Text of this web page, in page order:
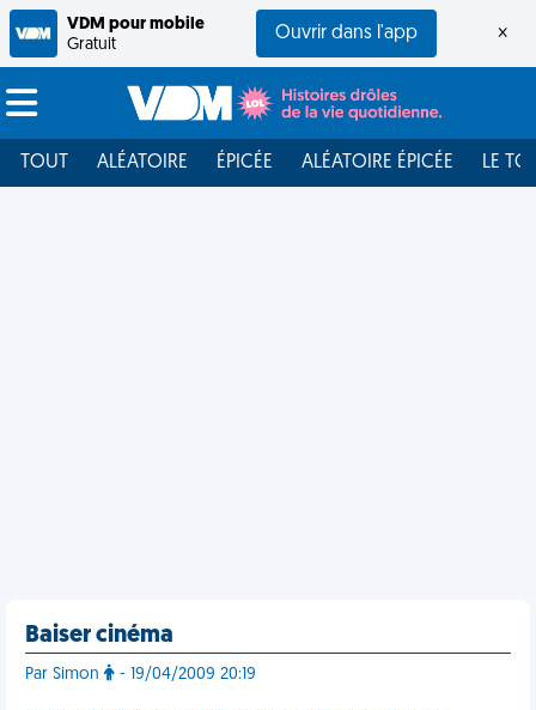
VDM pour mobile
Gratuit
Ouvrir dans l'app ×
TOUT ALÉATOIRE ÉPICÉE ALÉATOIRE ÉPICÉE LE
Baiser cinéma
Par Simon - 19/04/2009 20:19